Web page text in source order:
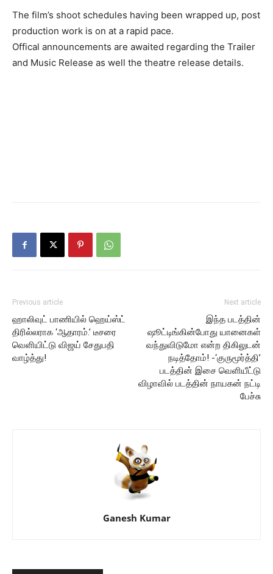
The film’s shoot schedules having been wrapped up, post
production work is on at a rapid pace.
Offical announcements are awaited regarding the Trailer
and Music Release as well the theatre release details.
Previous article
ஹாலிவுட் பாணியில் ஹெய்ஸ்ட்
திரில்லராக ‘ஆதாரம்.’ டீசரை
வெளியிட்டு விஜய் சேதுபதி
வாழ்த்து!
Next article
இந்த படத்தின்
ஷூட்டிங்கின்போது யானைகள்
வந்துவிடுமோ என்ற திகிலுடன்
நடித்தோம்! -‘குருமூர்த்தி’
படத்தின் இசை வெளியீட்டு
விழாவில் படத்தின் நாயகன் நட்டி
பேச்சு
Ganesh Kumar